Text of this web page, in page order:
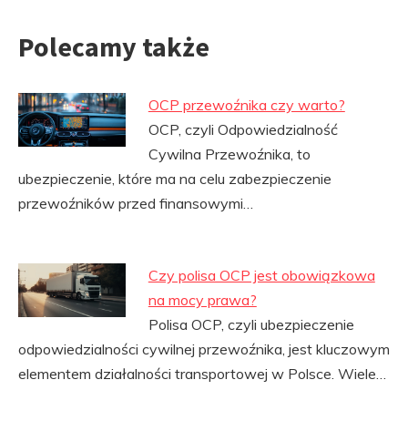
Polecamy także
OCP przewoźnika czy warto?
OCP, czyli Odpowiedzialność
Cywilna Przewoźnika, to
ubezpieczenie, które ma na celu zabezpieczenie
przewoźników przed finansowymi…
Czy polisa OCP jest obowiązkowa
na mocy prawa?
Polisa OCP, czyli ubezpieczenie
odpowiedzialności cywilnej przewoźnika, jest kluczowym
elementem działalności transportowej w Polsce. Wiele…